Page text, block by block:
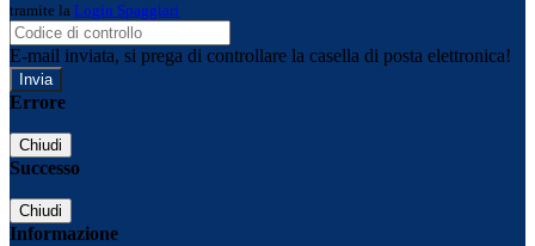
tramite la Login Spaggiari
E-mail inviata, si prega di controllare la casella di posta elettronica!
Errore
Chiudi
Successo
Chiudi
Informazione